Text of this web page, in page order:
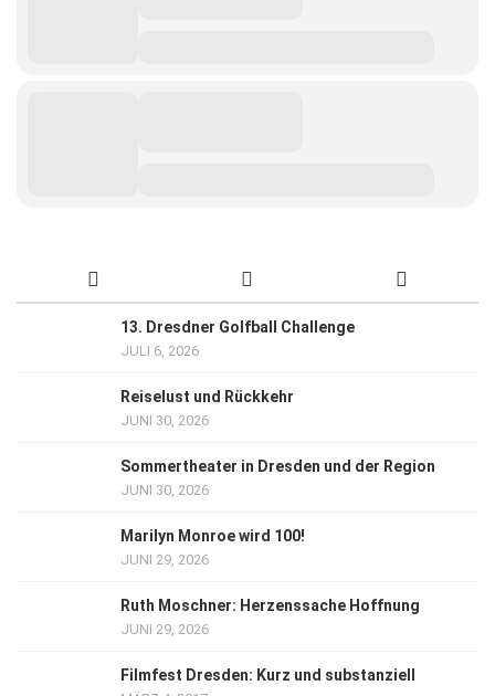
13. Dresdner Golfball Challenge
JULI 6, 2026
Reiselust und Rückkehr
JUNI 30, 2026
Sommertheater in Dresden und der Region
JUNI 30, 2026
Marilyn Monroe wird 100!
JUNI 29, 2026
Ruth Moschner: Herzenssache Hoffnung
JUNI 29, 2026
Filmfest Dresden: Kurz und substanziell